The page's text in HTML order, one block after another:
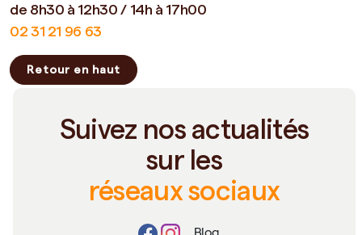
de 8h30 à 12h30 / 14h à 17h00
02 31 21 96 63
Retour en haut
Suivez nos actualités
sur les
réseaux sociaux